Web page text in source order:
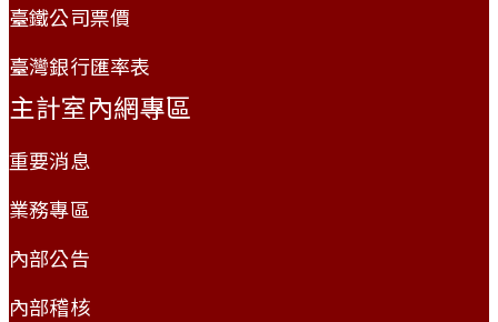
臺鐵公司票價
臺灣銀行匯率表
主計室內網專區
重要消息
業務專區
內部公告
內部稽核